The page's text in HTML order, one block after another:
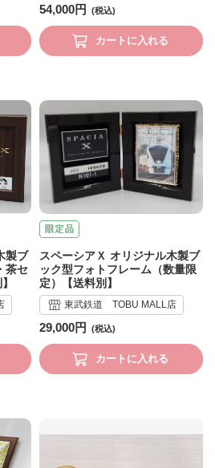
54,000円
カートに入れる
製ブ
茶セ
スペーシアＸ オリジナル木製ブ
ック型フォトフレーム（数量限
定）【送料別】
東武鉄道 TOBU MALL店
29,000円
カートに入れる